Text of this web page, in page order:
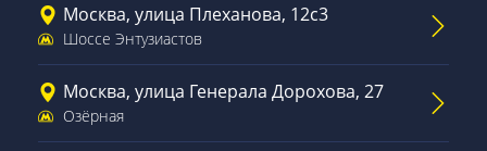
Москва, улица Плеханова, 12с3
Шоссе Энтузиастов
Москва, улица Генерала Дорохова, 27
Озёрная